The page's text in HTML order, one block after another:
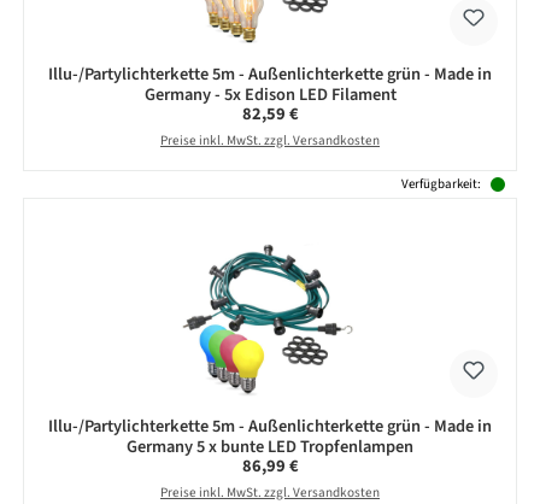
Illu-/Partylichterkette 5m - Außenlichterkette grün - Made in
Germany - 5x Edison LED Filament
Regulärer Preis:
82,59 €
Preise inkl. MwSt. zzgl. Versandkosten
Verfügbarkeit:
Illu-/Partylichterkette 5m - Außenlichterkette grün - Made in
Germany 5 x bunte LED Tropfenlampen
Regulärer Preis:
86,99 €
Preise inkl. MwSt. zzgl. Versandkosten